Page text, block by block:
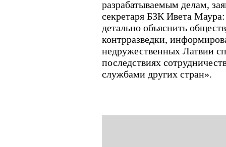
разрабатываемым делам,
секретаря БЗК Ивета
детально объяснить
контрразведки,
недружественных Латвии
последствиях
службами других стран».